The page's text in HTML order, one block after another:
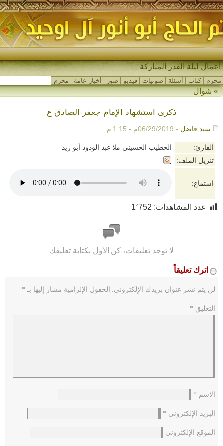
أعمال ليلة القدر المباركة
محرم كتاب أسئلة صوتيات فيديو صور أخبار عامة محرم
»شوال
ذكرى استشهاد الإمام جعفر الصادق ع
سيد فاضل - 06/29/2019م - 1:15 م
القارئ:
الخطيب الحسيني ملا عبد الودود أبو زيد
تنزيل الملف:
استماع:
عدد المشاهدات: 1٬752
لا توجد تعليقات، كن الأول بكتابة تعليقك
اترك تعليقاً
لن يتم نشر عنوان بريدك الإلكتروني. الحقول الإلزامية مشار إليها بـ *
التعليق *
الاسم *
البريد الإلكتروني *
الموقع الإلكتروني